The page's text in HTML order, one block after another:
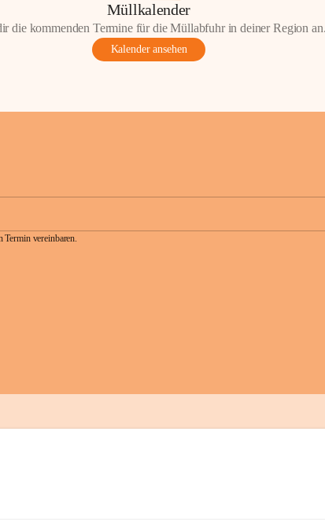
Müllkalender
die kommenden Termine für die Müllabfuhr in deiner Region
Kalender ansehen
Termin vereinbaren.